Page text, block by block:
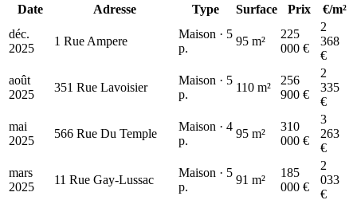
310 k€
Date Adresse Type Surface Prix
€/m²
déc.
2025
1 Rue Ampere
Maison · 5
p.
95 m²
225
000 €
2
368
€
août
2025
351 Rue Lavoisier
Maison · 5
p.
110 m²
256
900 €
2
335
€
mai
2025
566 Rue Du Temple
Maison · 4
p.
95 m²
310
000 €
3
263
€
mars
2025
11 Rue Gay-Lussac
Maison · 5
p.
91 m²
185
000 €
2
033
€